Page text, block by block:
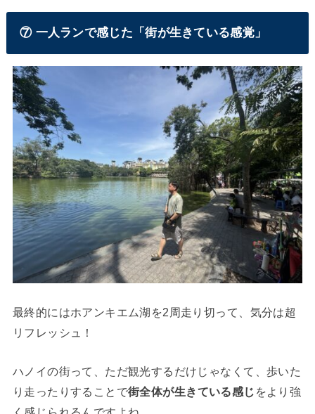
⑦ 一人ランで感じた「街が生きている感覚」
最終的にはホアンキエム湖を2周走り切って、気分は超
リフレッシュ！
ハノイの街って、ただ観光するだけじゃなくて、歩いた
り走ったりすることで街全体が生きている感じ をより強